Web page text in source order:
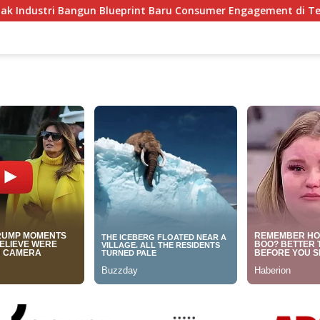
Baru Consumer Engagement di Tengah Perkembangan